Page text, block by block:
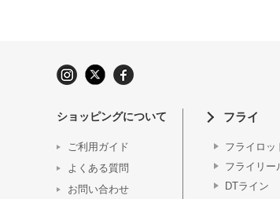
ショッピングについて
ご利用ガイド
よくある質問
お問い合わせ
フライ
フライロッ
フライリー
DTライン